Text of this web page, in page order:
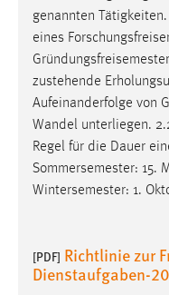
genannten
eines
zustehende
Aufeinanderfolge von
Wandel unterliegen.
Regel für die Dauer
Sommersemester: 15.
Wintersemester: 1.
[PDF] Richtlinie zur
Dienstaufgaben-